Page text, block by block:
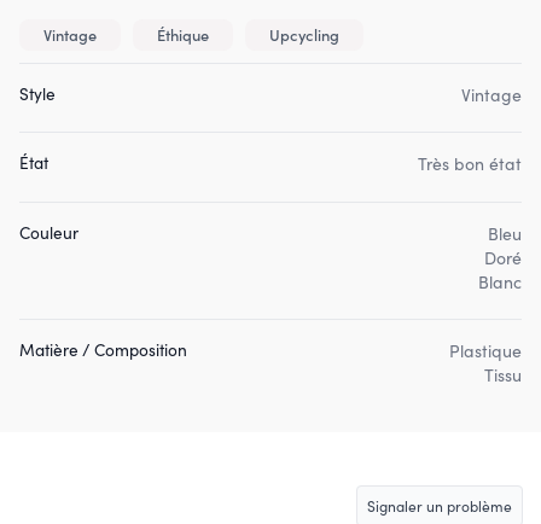
Vintage Éthique Upcycling
Style Vintage
État Très bon état
Couleur
Bleu
Doré
Blanc
Matière / Composition
Plastique
Tissu
Signaler un problème